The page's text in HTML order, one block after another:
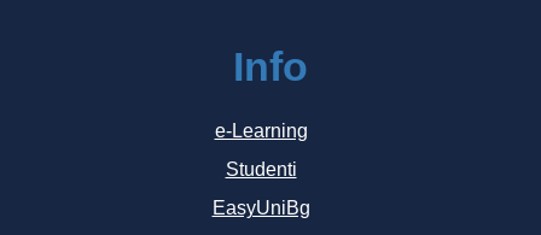
Info
e-Learning
Studenti
EasyUniBg